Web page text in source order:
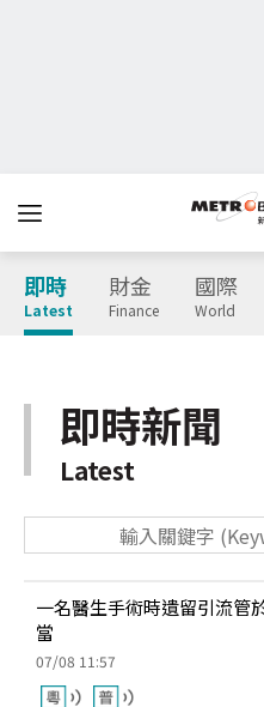
即時
Latest
財金
Finance
國際
World
即時新聞
Latest
一名醫生手術時遺留引流管
當
07/08 11:57